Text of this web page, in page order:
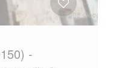
-